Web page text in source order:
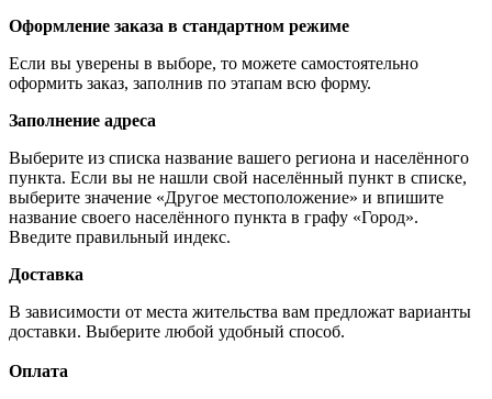
Оформление заказа в стандартном режиме
Если вы уверены в выборе, то можете самостоятельно
оформить заказ, заполнив по этапам всю форму.
Заполнение адреса
Выберите из списка название вашего региона и населённого
пункта. Если вы не нашли свой населённый пункт в списке,
выберите значение «Другое местоположение» и впишите
название своего населённого пункта в графу «Город».
Введите правильный индекс.
Доставка
В зависимости от места жительства вам предложат варианты
доставки. Выберите любой удобный способ.
Оплата